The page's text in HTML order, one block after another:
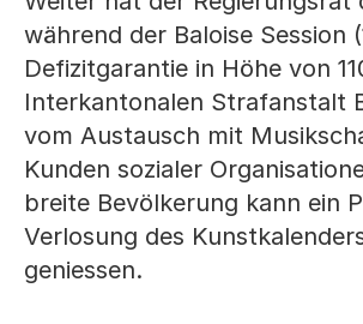
während der Baloise
Defizitgarantie in Höhe von
Interkantonalen Strafanstalt
vom Austausch mit
Kunden sozialer
breite Bevölkerung kann ein
Verlosung des
geniessen.